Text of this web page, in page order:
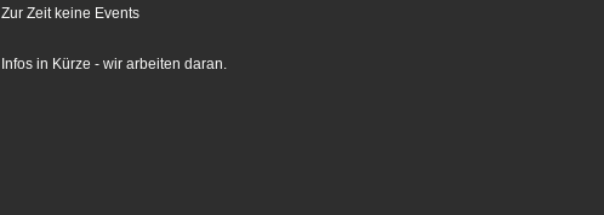
Zur Zeit keine Events
Infos in Kürze - wir arbeiten daran.